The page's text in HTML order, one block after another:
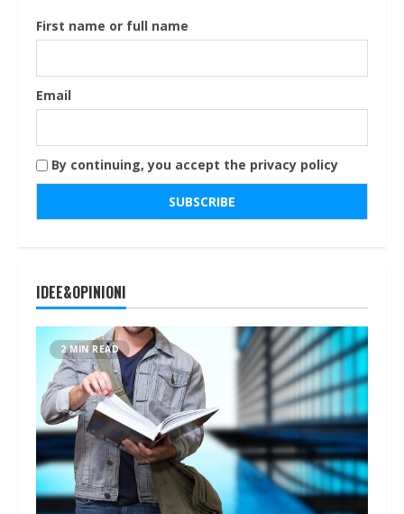
First name or full name
Email
By continuing, you accept the privacy policy
IDEE&OPINIONI
2 MIN READ